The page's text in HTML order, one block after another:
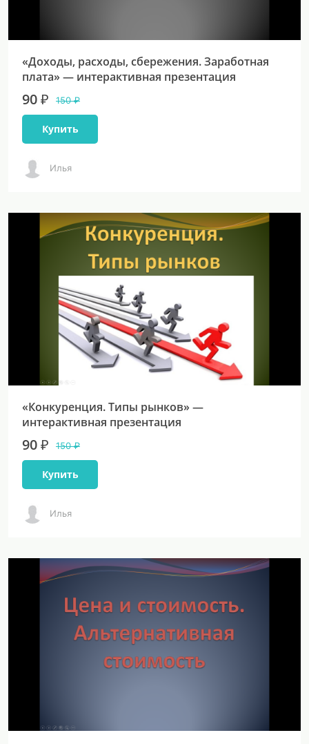
«Доходы, расходы, сбережения. Заработная
плата» — интерактивная презентация
90 ₽ 150 ₽
Купить
Илья
«Конкуренция. Типы рынков» —
интерактивная презентация
90 ₽ 150 ₽
Купить
Илья